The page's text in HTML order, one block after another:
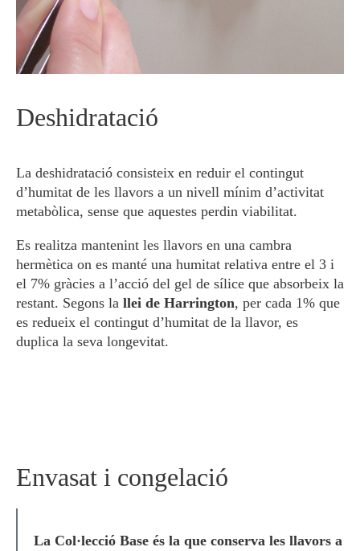
Deshidratació
La deshidratació consisteix en reduir el contingut
d’humitat de les llavors a un nivell mínim d’activitat
metabòlica, sense que aquestes perdin viabilitat.
Es realitza mantenint les llavors en una cambra
hermètica on es manté una humitat relativa entre el 3 i
el 7% gràcies a l’acció del gel de sílice que absorbeix la
restant. Segons la llei de Harrington, per cada 1% que
es redueix el contingut d’humitat de la llavor, es
duplica la seva longevitat.
Envasat i congelació
La Col·lecció Base és la que conserva les llavors a